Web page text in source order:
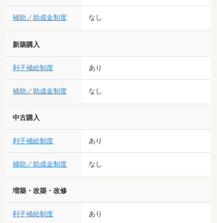
補助／助成金制度 なし
新築購入
利子補給制度 あり
補助／助成金制度 なし
中古購入
利子補給制度 あり
補助／助成金制度 なし
増築・改築・改修
利子補給制度 あり